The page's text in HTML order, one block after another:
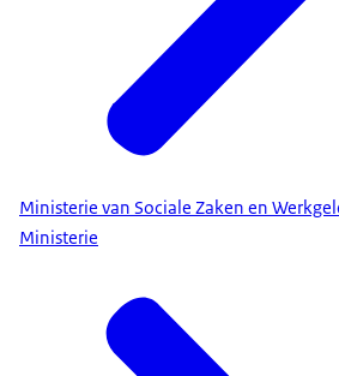
Ministerie van Sociale Zaken en
Ministerie